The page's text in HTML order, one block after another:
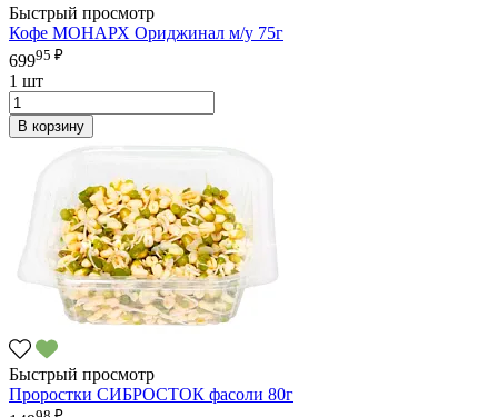
Быстрый просмотр
Кофе МОНАРХ Ориджинал м/у 75г
69995 ₽
1 шт
В корзину
Быстрый просмотр
Проростки СИБРОСТОК фасоли 80г